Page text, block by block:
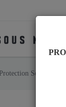
Protection Sous